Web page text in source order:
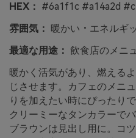
HEX： #6a1f1c #a14a2d
雰囲気： 暖かい・エネルギ
最適な用途： 飲食店のメニ
暖かく活気があり、燃える
じさせます。カフェのメニ
りを加えたい時にぴったり
クリーミーなタンカラーで
ブラウンは見出し用に。コ